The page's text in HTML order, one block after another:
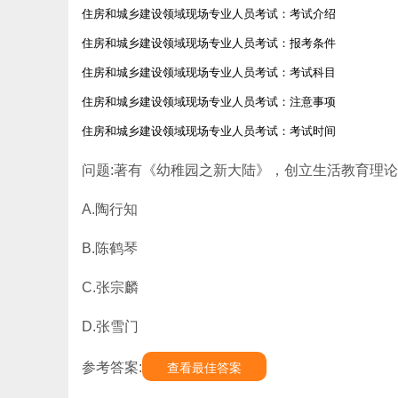
住房和城乡建设领域现场专业人员考试：考试介绍
住房和城乡建设领域现场专业人员考试：报考条件
住房和城乡建设领域现场专业人员考试：考试科目
住房和城乡建设领域现场专业人员考试：注意事项
住房和城乡建设领域现场专业人员考试：考试时间
问题:著有《幼稚园之新大陆》，创立生活教育理
A.陶行知
B.陈鹤琴
C.张宗麟
D.张雪门
参考答案: 查看最佳答案